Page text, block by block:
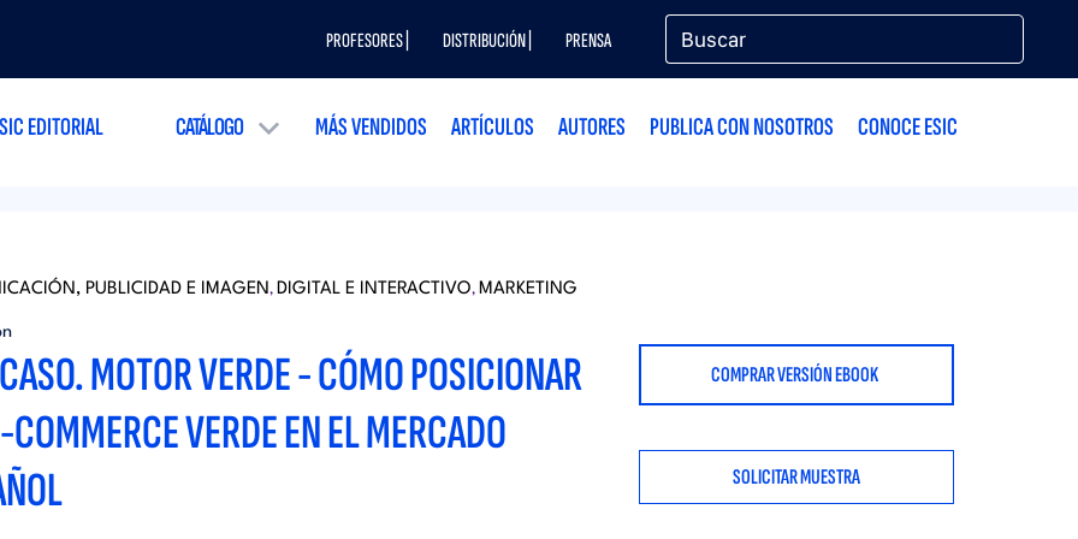
PROFESORES | DISTRIBUCIÓN | PRENSA
EDITORIAL CATÁLOGO MÁS VENDIDOS ARTÍCULOS AUTORES PUBLICA CON NOSOTROS CONOCE ESIC
PUBLICIDAD E IMAGEN, DIGITAL E INTERACTIVO, MARKETING
MOTOR VERDE - CÓMO POSICIONAR
VERDE EN EL MERCADO
COMPRAR VERSIÓN EBOOK
SOLICITAR MUESTRA